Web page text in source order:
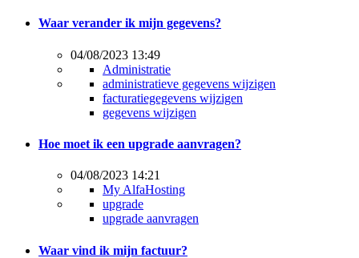
Waar verander ik mijn gegevens?
04/08/2023 13:49
Administratie
administratieve gegevens wijzigen
facturatiegegevens wijzigen
gegevens wijzigen
Hoe moet ik een upgrade aanvragen?
04/08/2023 14:21
My AlfaHosting
upgrade
upgrade aanvragen
Waar vind ik mijn factuur?